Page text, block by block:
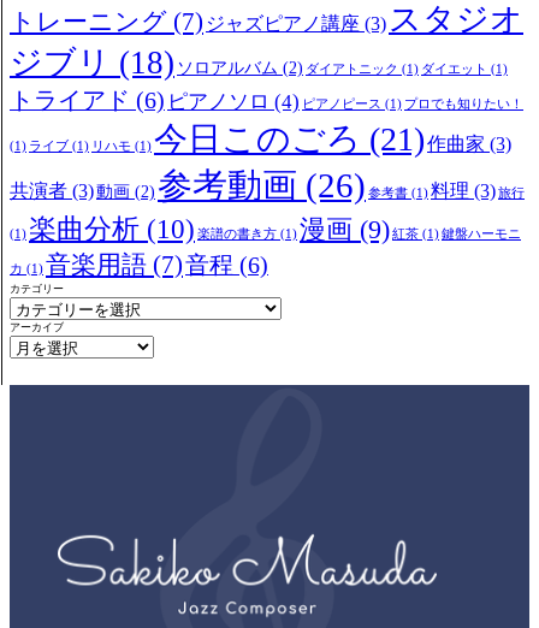
トレーニング (7) ジャズピアノ講座 (3) スタジオ
ジブリ (18) ソロアルバム (2) ダイアトニック (1) ダイエット (1)
トライアド (6) ピアノソロ (4) ピアノピース (1) プロでも知りたい！
(1) ライブ (1) リハモ (1)今日このごろ (21)作曲家 (3)
共演者 (3)動画 (2) 参考動画 (26) 参考書 (1)料理 (3)旅行
(1) 楽曲分析 (10) 楽譜の書き方 (1)漫画 (9)紅茶 (1)鍵盤ハーモニ
カ (1)音楽用語 (7)音程 (6)
カテゴリー
アーカイブ